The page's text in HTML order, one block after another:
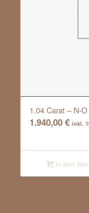
1.04 Carat – N-
1.940,00€ inkl.
In den